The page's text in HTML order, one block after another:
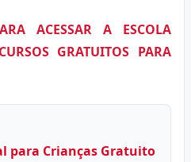
ACESSAR A ESCOLA
GRATUITOS PARA
para Crianças Gratuito